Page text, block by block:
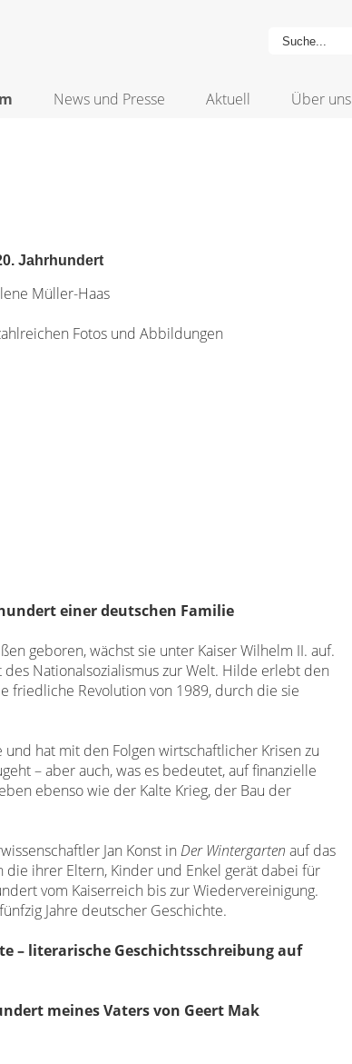
News und Presse Aktuell Über uns
Jahrhundert
Müller-Haas
Fotos und Abbildungen
einer deutschen Familie
geboren, wächst sie unter Kaiser Wilhelm II. auf.
Nationalsozialismuszur Welt. Hilde erlebt den
friedliche Revolution von 1989, durch die sie
und hat mit den Folgen wirtschaftlicher Krisen zu
– aber auch, was es bedeutet, auf finanzielle
ebensowie der Kalte Krieg, der Bau der
Jan Konst in Der Wintergarten auf das
die ihrer Eltern, Kinder und Enkel gerät dabei für
vom Kaiserreich bis zur Wiedervereinigung.
Jahre deutscher Geschichte.
– literarische Geschichtsschreibung auf
meines Vaters von Geert Mak